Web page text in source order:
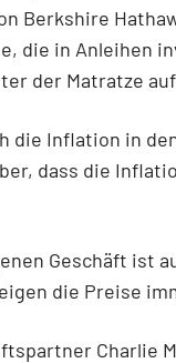
Berkshire
die in Anleihen
der Matratze
die Inflation in
dass die
Geschäft ist
die Preise
Charlie